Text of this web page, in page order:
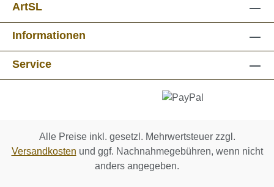
ArtSL
Informationen
Service
Alle Preise inkl. gesetzl. Mehrwertsteuer zzgl.
Versandkosten und ggf. Nachnahmegebühren, wenn nicht
anders angegeben.